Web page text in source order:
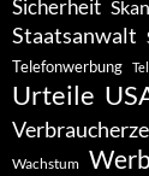
Sicherheit
Staatsanwalt
Telefonwerbung
Urteile
Wachstum